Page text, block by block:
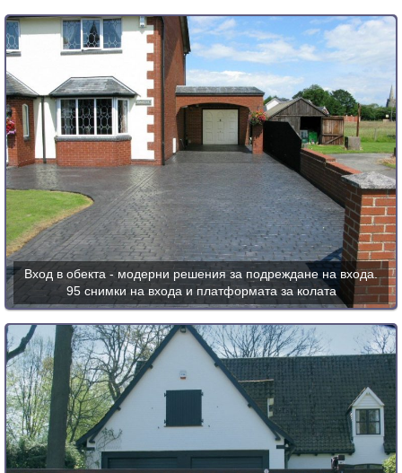
Вход в обекта - модерни решения за подреждане на входа.
95 снимки на входа и платформата за колата